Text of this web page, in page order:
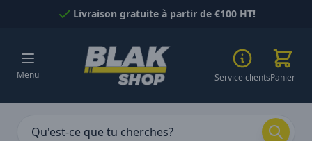
Passer au contenuLivraison gratuite à partir de €100 HT!
Menu Service clientsPanier